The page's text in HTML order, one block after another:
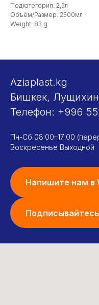
Подкатегория: 2,5л
Объём/Размер: 2500мл
Weight: 83 g
Aziaplast.kg
Бишкек,
Телефон: +996
Пн-Сб 08:00–17:00
Воскресенье Выходной
Напишите нам в